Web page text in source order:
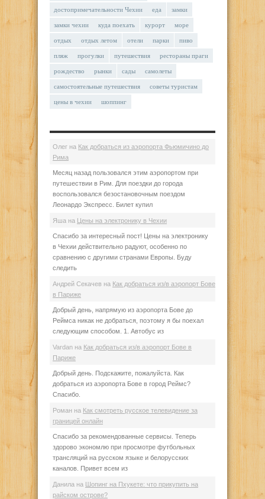
достопримечательности Чехии еда замки
замки чехии куда поехать курорт море
отдых отдых летом отели парки пиво
пляж прогулки путешествия рестораны праги
рождество рынки сады самолеты
самостоятельные путешествия советы туристам
цены в чехии шоппинг
Олег на Как добраться из аэропорта Фьюмичино до
Рима
Месяц назад пользовался этим аэропортом при
путешествии в Рим. Для поездки до города
воспользовался безостановочным поездом
Леонардо Экспресс. Билет купил
Яша на Цены на электронику в Чехии
Спасибо за интересный пост! Цены на электронику
в Чехии действительно радуют, особенно по
сравнению с другими странами Европы. Буду
следить
Андрей Секачев на Как добраться из/в аэропорт Бове
в Париже
Добрый день, напрямую из аэропорта Бове до
Реймса никак не добраться, поэтому я бы поехал
следующим способом. 1. Автобус из
Vardan на Как добраться из/в аэропорт Бове в
Париже
Добрый день. Подскажите, пожалуйста. Как
добраться из аэропорта Бове в город Реймс?
Спасибо.
Роман на Как смотреть русское телевидение за
границей онлайн
Спасибо за рекомендованные сервисы. Теперь
здорово экономлю при просмотре футбольных
трансляций на русском языке и белорусских
каналов. Привет всем из
Данила на Шопинг на Пхукете: что прикупить на
райском острове?